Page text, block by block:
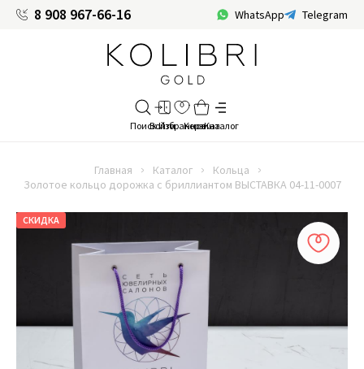
8 908 967-66-16 WhatsApp Telegram
Главная Каталог
Кольца
Золотое кольцо дорожка с бриллиантом ВЫСТАВКА 04-11-0007
СКИДКА